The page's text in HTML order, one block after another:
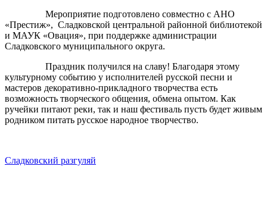
Мероприятие подготовлено совместно с АНО
«Престиж», Сладковской центральной районной библиотекой
и МАУК «Овация», при поддержке администрации
Сладковского муниципального округа.
Праздник получился на славу! Благодаря этому
культурному событию у исполнителей русской песни и
мастеров декоративно-прикладного творчества есть
возможность творческого общения, обмена опытом. Как
ручейки питают реки, так и наш фестиваль пусть будет живым
родником питать русское народное творчество.
Сладковский разгуляй